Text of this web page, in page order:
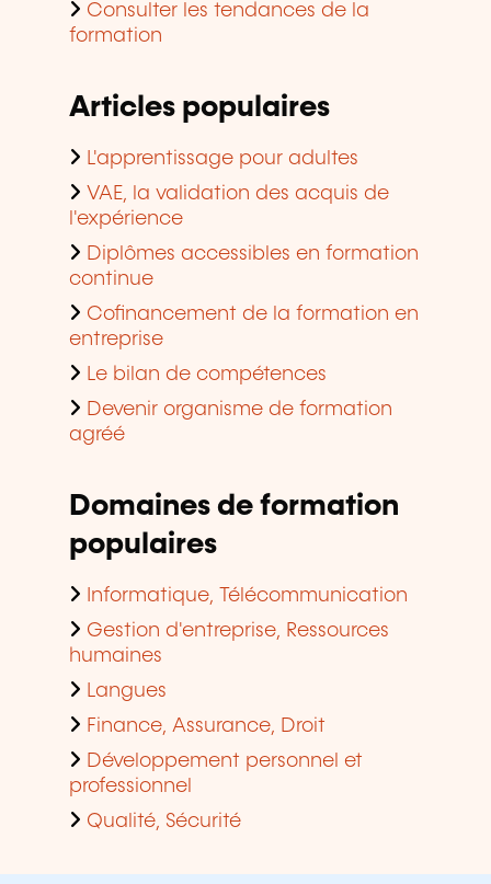
Consulter les tendances de la
formation
Articles populaires
L'apprentissage pour adultes
VAE, la validation des acquis de
l'expérience
Diplômes accessibles en formation
continue
Cofinancement de la formation en
entreprise
Le bilan de compétences
Devenir organisme de formation
agréé
Domaines de formation
populaires
Informatique, Télécommunication
Gestion d'entreprise, Ressources
humaines
Langues
Finance, Assurance, Droit
Développement personnel et
professionnel
Qualité, Sécurité